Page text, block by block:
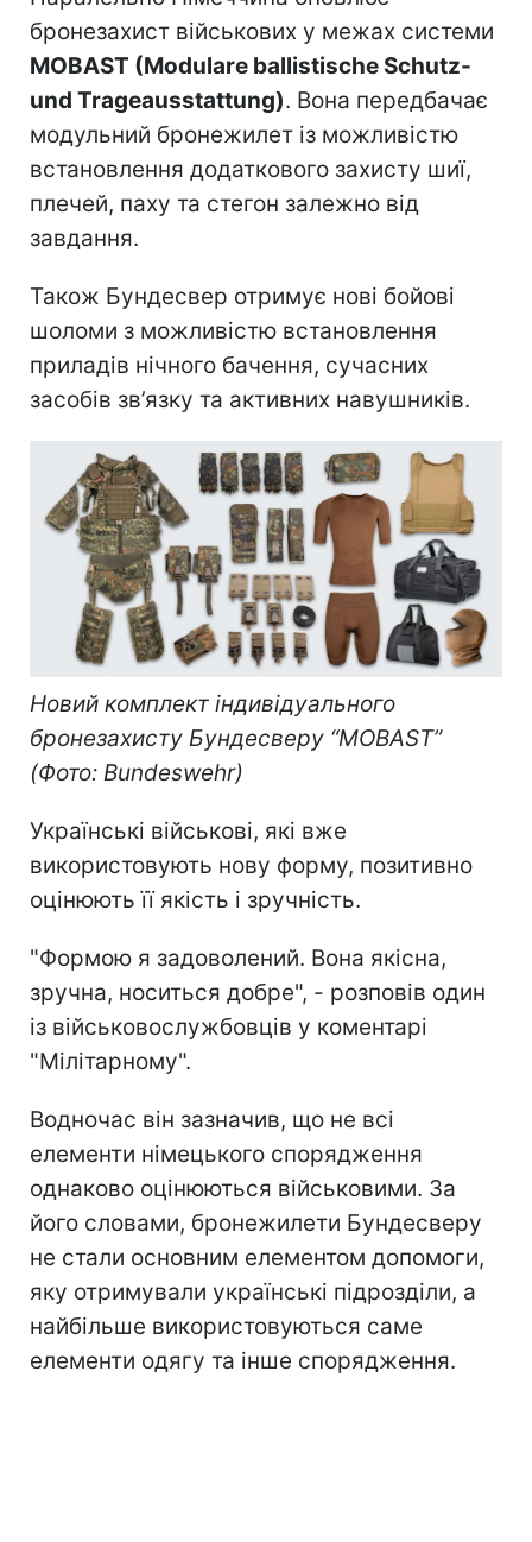
бронезахист військових у межах системи
MOBAST (Modulare ballistische Schutz-
und Trageausstattung). Вона передбачає
модульний бронежилет із можливістю
встановлення додаткового захисту шиї,
плечей, паху та стегон залежно від
завдання.
Також Бундесвер отримує нові бойові
шоломи з можливістю встановлення
приладів нічного бачення, сучасних
засобів зв’язку та активних навушників.
Новий комплект індивідуального
бронезахисту Бундесверу “MOBAST”
(Фото: Bundeswehr)
Українські військові, які вже
використовують нову форму, позитивно
оцінюють її якість і зручність.
"Формою я задоволений. Вона якісна,
зручна, носиться добре", - розповів один
із військовослужбовців у коментарі
"Мілітарному".
Водночас він зазначив, що не всі
елементи німецького спорядження
однаково оцінюються військовими. За
його словами, бронежилети Бундесверу
не стали основним елементом допомоги,
яку отримували українські підрозділи, а
найбільше використовуються саме
елементи одягу та інше спорядження.